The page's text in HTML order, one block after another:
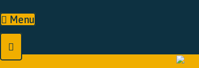
para
conteúdo
Menu